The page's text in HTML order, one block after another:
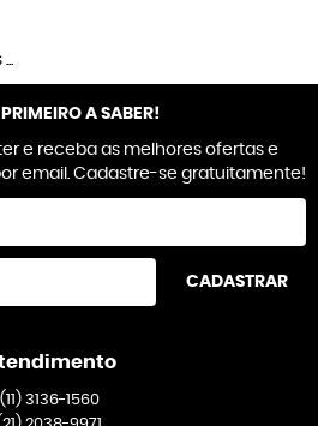
A SABER!
e receba as melhores ofertas e
email. Cadastre-se gratuitamente!
CADASTRAR
(11)3136-1560